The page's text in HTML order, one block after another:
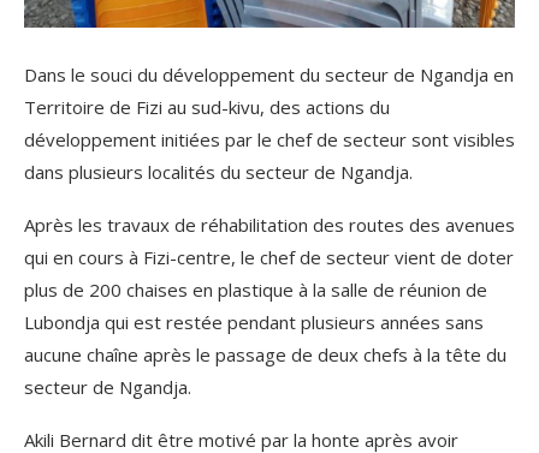
Dans le souci du développement du secteur de Ngandja en
Territoire de Fizi au sud-kivu, des actions du
développement initiées par le chef de secteur sont visibles
dans plusieurs localités du secteur de Ngandja.
Après les travaux de réhabilitation des routes des avenues
qui en cours à Fizi-centre, le chef de secteur vient de doter
plus de 200 chaises en plastique à la salle de réunion de
Lubondja qui est restée pendant plusieurs années sans
aucune chaîne après le passage de deux chefs à la tête du
secteur de Ngandja.
Akili Bernard dit être motivé par la honte après avoir